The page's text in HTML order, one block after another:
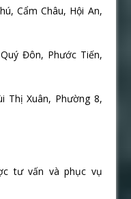
Cẩm Châu, Hội An,
Đôn, Phước Tiến,
Thị Xuân, Phường 8,
tư vấn và phục vụ